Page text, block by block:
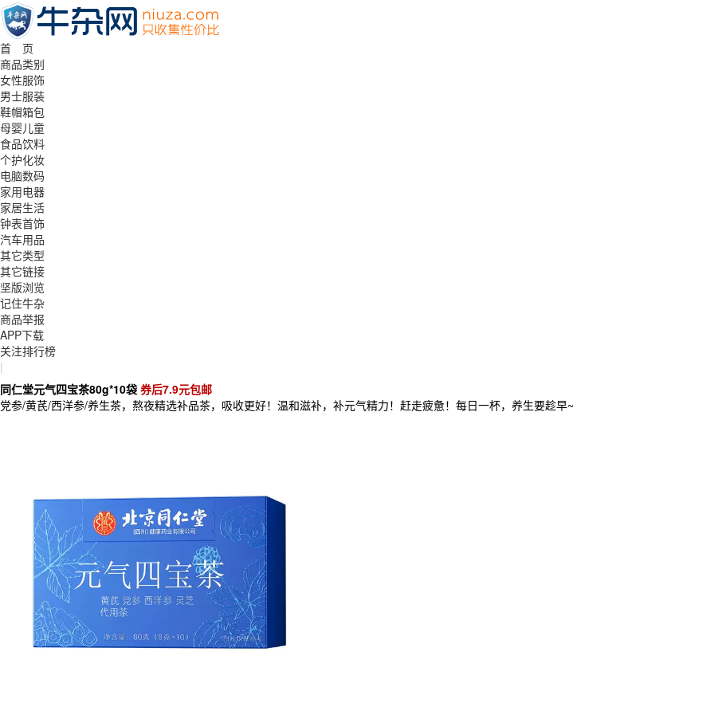
首 页
商品类别
女性服饰
男士服装
鞋帽箱包
母婴儿童
食品饮料
个护化妆
电脑数码
家用电器
家居生活
钟表首饰
汽车用品
其它类型
其它链接
坚版浏览
记住牛杂
商品举报
APP下载
关注排行榜
|
同仁堂元气四宝茶80g*10袋 券后7.9元包邮
党参/黄芪/西洋参/养生茶，熬夜精选补品茶，吸收更好！温和滋补，补元气精力！赶走疲惫！每日一杯，养生要趁早~